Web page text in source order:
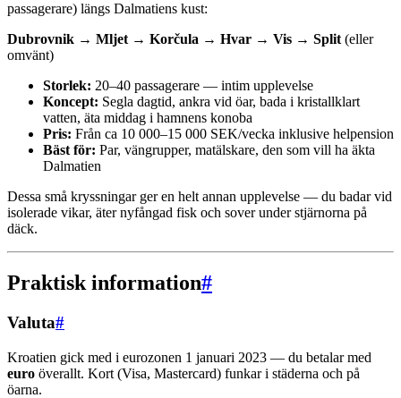
passagerare) längs Dalmatiens kust:
Dubrovnik → Mljet → Korčula → Hvar → Vis → Split(eller
omvänt)
Storlek: 20–40 passagerare — intim upplevelse
Koncept: Segla dagtid, ankra vid öar, bada i kristallklart
vatten, äta middag i hamnens konoba
Pris: Från ca 10 000–15 000 SEK/vecka inklusive helpension
Bäst för: Par, vängrupper, matälskare, den som vill ha äkta
Dalmatien
Dessa små kryssningar ger en helt annan upplevelse — du badar vid
isolerade vikar, äter nyfångad fisk och sover under stjärnorna på
däck.
Praktisk information#
Valuta#
Kroatien gick med i eurozonen 1 januari 2023 — du betalar med
euro överallt. Kort (Visa, Mastercard) funkar i städerna och på
öarna.